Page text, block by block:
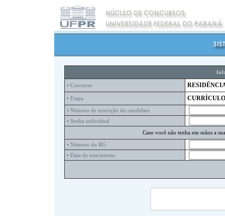
• Concurso
• Etapa CURRÍCULO
• Número de inscrição do candidato
• Senha individual
Caso você não tenha em mãos a
• Número do RG
• Data de nascimento